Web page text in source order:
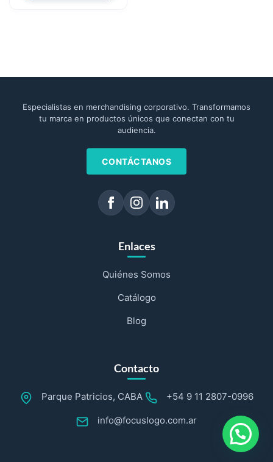
Especialistas en merchandising corporativo. Transformamos
tu marca en productos únicos que conectan con tu
audiencia.
CONTÁCTANOS
Enlaces
Quiénes Somos
Catálogo
Blog
Contacto
Parque Patricios, CABA +54 9 11 2807-0996
info@focuslogo.com.ar